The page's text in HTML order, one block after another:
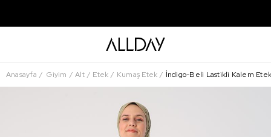
Anasayfa Giyim Alt Etek Kumaş Etek İndigo-Beli Lastikli Kalem